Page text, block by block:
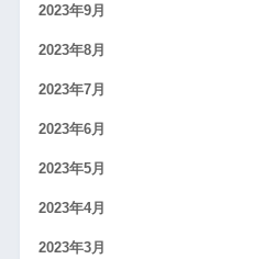
2023年9月
2023年8月
2023年7月
2023年6月
2023年5月
2023年4月
2023年3月